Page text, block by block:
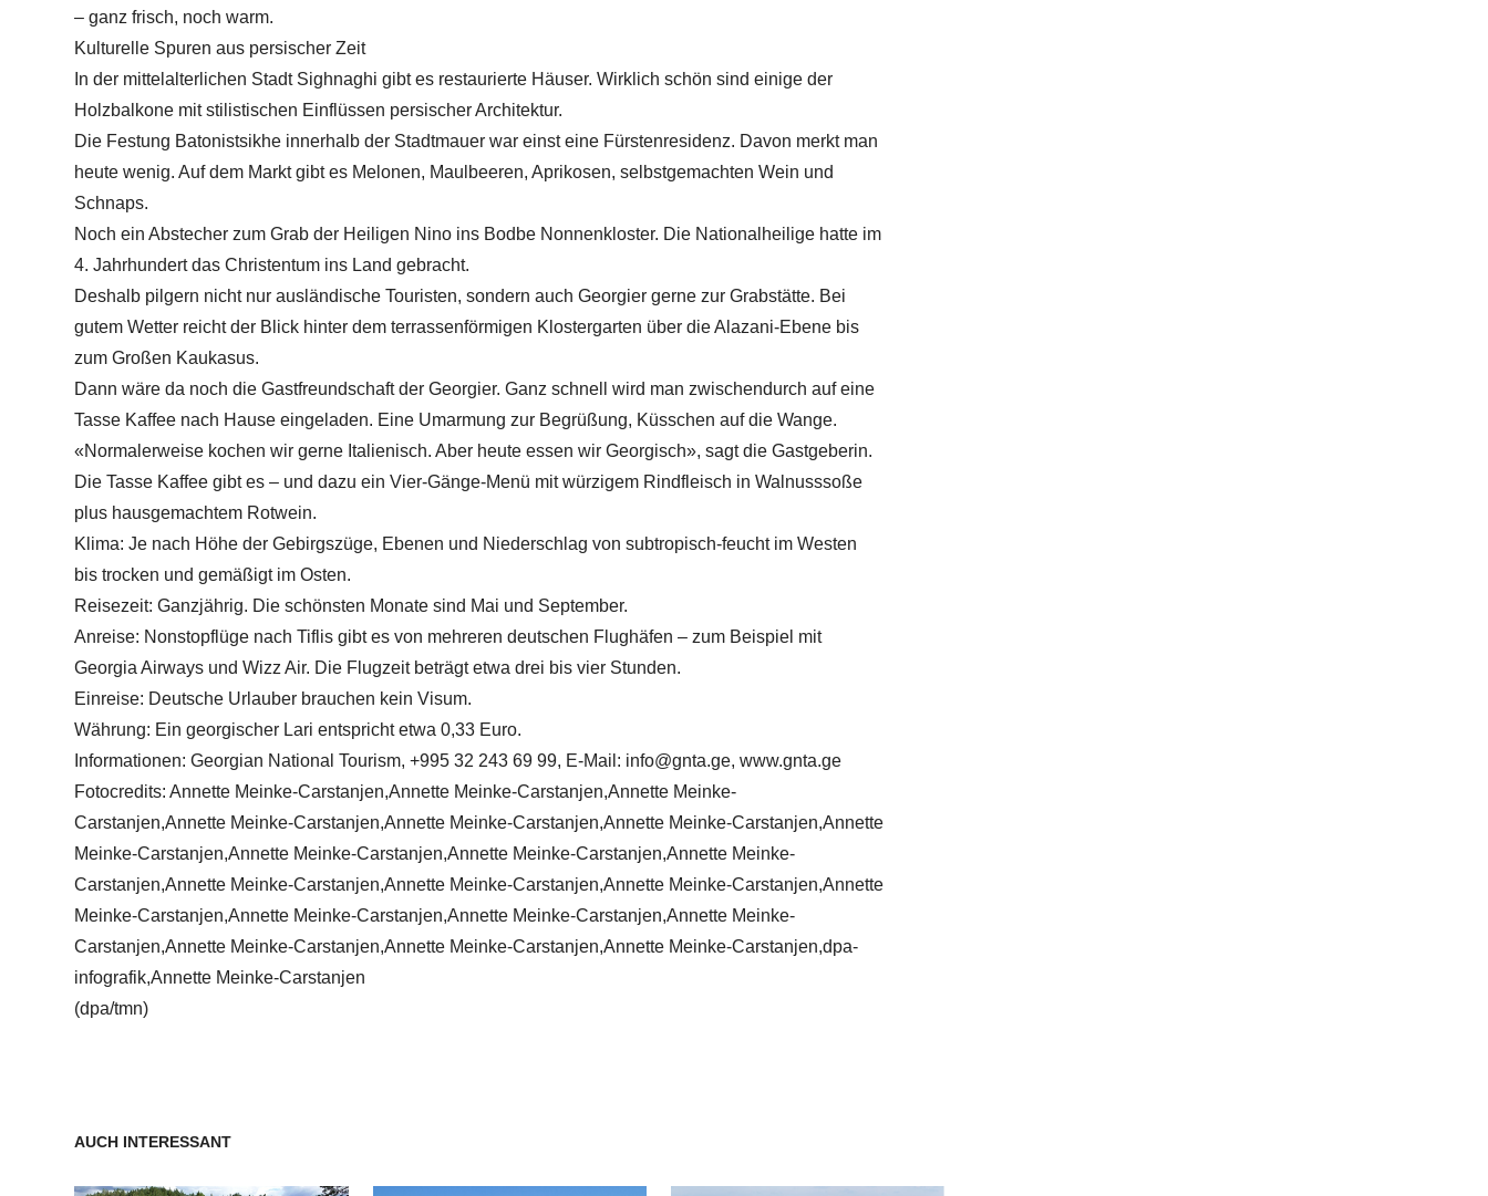
– ganz frisch, noch warm.
Kulturelle Spuren aus persischer Zeit
In der mittelalterlichen Stadt Sighnaghi gibt es restaurierte Häuser. Wirklich schön sind einige der
Holzbalkone mit stilistischen Einflüssen persischer Architektur.
Die Festung Batonistsikhe innerhalb der Stadtmauer war einst eine Fürstenresidenz. Davon merkt man
heute wenig. Auf dem Markt gibt es Melonen, Maulbeeren, Aprikosen, selbstgemachten Wein und
Schnaps.
Noch ein Abstecher zum Grab der Heiligen Nino ins Bodbe Nonnenkloster. Die Nationalheilige hatte im
4. Jahrhundert das Christentum ins Land gebracht.
Deshalb pilgern nicht nur ausländische Touristen, sondern auch Georgier gerne zur Grabstätte. Bei
gutem Wetter reicht der Blick hinter dem terrassenförmigen Klostergarten über die Alazani-Ebene bis
zum Großen Kaukasus.
Dann wäre da noch die Gastfreundschaft der Georgier. Ganz schnell wird man zwischendurch auf eine
Tasse Kaffee nach Hause eingeladen. Eine Umarmung zur Begrüßung, Küsschen auf die Wange.
«Normalerweise kochen wir gerne Italienisch. Aber heute essen wir Georgisch», sagt die Gastgeberin.
Die Tasse Kaffee gibt es – und dazu ein Vier-Gänge-Menü mit würzigem Rindfleisch in Walnusssoße
plus hausgemachtem Rotwein.
Klima: Je nach Höhe der Gebirgszüge, Ebenen und Niederschlag von subtropisch-feucht im Westen
bis trocken und gemäßigt im Osten.
Reisezeit: Ganzjährig. Die schönsten Monate sind Mai und September.
Anreise: Nonstopflüge nach Tiflis gibt es von mehreren deutschen Flughäfen – zum Beispiel mit
Georgia Airways und Wizz Air. Die Flugzeit beträgt etwa drei bis vier Stunden.
Einreise: Deutsche Urlauber brauchen kein Visum.
Währung: Ein georgischer Lari entspricht etwa 0,33 Euro.
Informationen: Georgian National Tourism, +995 32 243 69 99, E-Mail: info@gnta.ge, www.gnta.ge
Fotocredits: Annette Meinke-Carstanjen,Annette Meinke-Carstanjen,Annette Meinke-
Carstanjen,Annette Meinke-Carstanjen,Annette Meinke-Carstanjen,Annette Meinke-Carstanjen,Annette
Meinke-Carstanjen,Annette Meinke-Carstanjen,Annette Meinke-Carstanjen,Annette Meinke-
Carstanjen,Annette Meinke-Carstanjen,Annette Meinke-Carstanjen,Annette Meinke-Carstanjen,Annette
Meinke-Carstanjen,Annette Meinke-Carstanjen,Annette Meinke-Carstanjen,Annette Meinke-
Carstanjen,Annette Meinke-Carstanjen,Annette Meinke-Carstanjen,Annette Meinke-Carstanjen,dpa-
infografik,Annette Meinke-Carstanjen
(dpa/tmn)
AUCH INTERESSANT